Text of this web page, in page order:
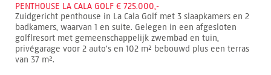
PENTHOUSE LA CALA GOLF € 725.000,-
Zuidgericht penthouse in La Cala Golf met 3 slaapkamers en 2
badkamers, waarvan 1 en suite. Gelegen in een afgesloten
golflresort met gemeenschappelijk zwembad en tuin,
privégarage voor 2 auto's en 102 m² bebouwd plus een terras
van 37 m².